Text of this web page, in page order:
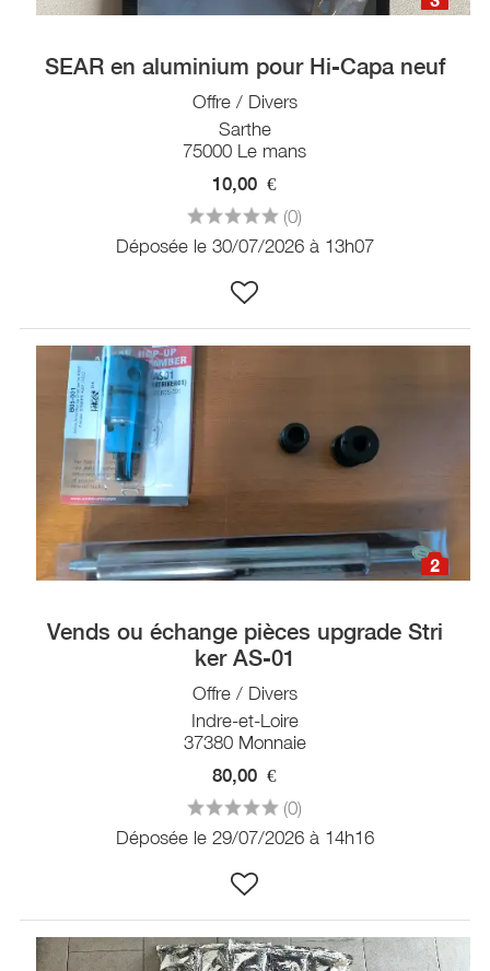
SEAR en aluminium pour Hi-Capa neuf
Offre / Divers
Sarthe
75000 Le mans
10,00 €
(0)
Déposée le 30/07/2026 à 13h07
2
Vends ou échange pièces upgrade Stri
ker AS-01
Offre / Divers
Indre-et-Loire
37380 Monnaie
80,00 €
(0)
Déposée le 29/07/2026 à 14h16